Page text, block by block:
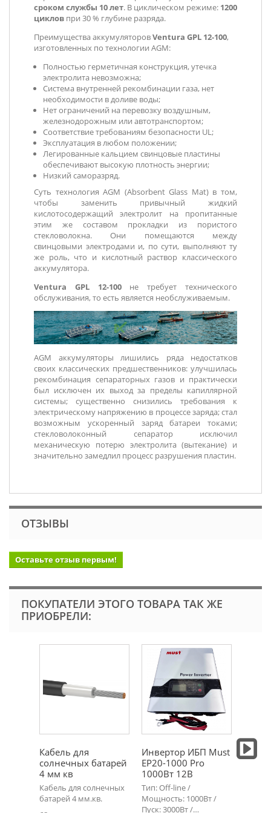
сроком службы 10 лет. В циклическом режиме: 1200
циклов при 30 % глубине разряда.
Преимущества аккумуляторовVentura GPL 12-100,
изготовленных по технологии AGM:
Полностью герметичная конструкция, утечка
электролита невозможна;
Система внутренней рекомбинации газа, нет
необходимости в доливе воды;
Нет ограничений на перевозку воздушным,
железнодорожным или автотранспортом;
Соответствие требованиям безопасности UL;
Эксплуатация в любом положении;
Легированные кальцием свинцовые пластины
обеспечивают высокую плотность энергии;
Низкий саморазряд.
Суть технология AGM (Absorbent Glass Mat) в том,
чтобы заменить привычный жидкий
кислотосодержащий электролит на пропитанные
этим же составом прокладки из пористого
стекловолокна. Они помещаются между
свинцовыми электродами и, по сути, выполняют ту
же роль, что и кислотный раствор классического
аккумулятора.
Ventura GPL 12-100не требует технического
обслуживания, то есть является необслуживаемым.
AGM аккумуляторы лишились ряда недостатков
своих классических предшественников: улучшилась
рекомбинация сепараторных газов и практически
был исключен их выход за пределы капиллярной
системы; существенно снизились требования к
электрическому напряжению в процессе заряда; стал
возможным ускоренный заряд батареи токами;
стекловолоконный сепаратор исключил
механическую потерю электролита (вытекание) и
значительно замедлил процесс разрушения пластин.
ОТЗЫВЫ
Оставьте отзыв первым!
ПОКУПАТЕЛИ ЭТОГО ТОВАРА ТАК ЖЕ
ПРИОБРЕЛИ:
Кабель для
солнечных батарей
4 мм кв
Кабель для солнечных
батарей 4 мм.кв.
Инвертор ИБП Must
EP20-1000 Pro
1000Вт 12В
Тип: Off-line /
Мощность: 1000Вт /
Пуск: 3000Вт /…